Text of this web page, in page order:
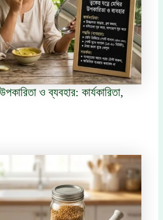
ও ব্যবহার: কার্যকারিতা,